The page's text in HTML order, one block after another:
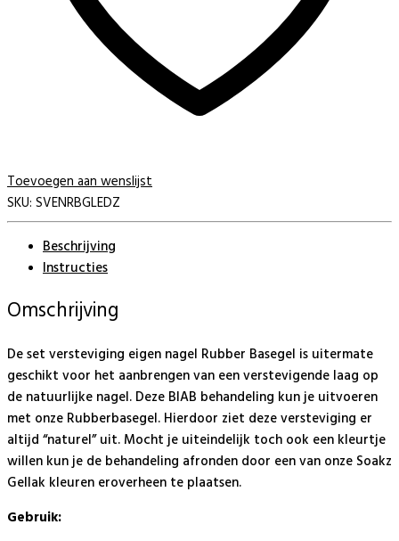
Toevoegen aan wenslijst
SKU: SVENRBGLEDZ
Beschrijving
Instructies
Omschrijving
De set versteviging eigen nagel Rubber Basegel is uitermate
geschikt voor het aanbrengen van een verstevigende laag op
de natuurlijke nagel. Deze BIAB behandeling kun je uitvoeren
met onze Rubberbasegel. Hierdoor ziet deze versteviging er
altijd “naturel” uit. Mocht je uiteindelijk toch ook een kleurtje
willen kun je de behandeling afronden door een van onze Soakz
Gellak kleuren eroverheen te plaatsen.
Gebruik: